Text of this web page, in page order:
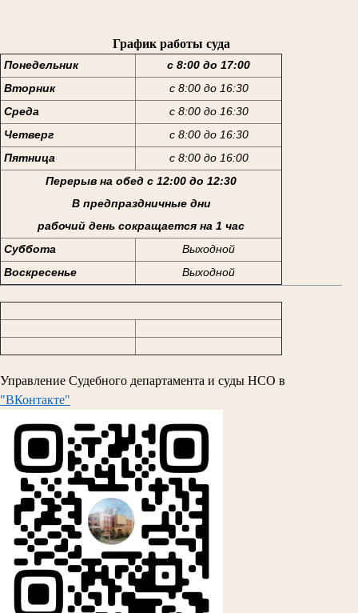
График работы суда
Понедельник
с 8:00 до 17:00
Вторник
с 8:00 до 16:30
Среда
с 8:00 до 16:30
Четверг
с 8:00 до 16:30
Пятница
с 8:00 до 16:00
Перерыв на обед с 12:00 до 12:30
В предпраздничные дни
рабочий день сокращается на 1 час
Суббота
Выходной
Воскресенье
Выходной
Управление Судебного департамента и суды НСО в
"ВКонтакте"